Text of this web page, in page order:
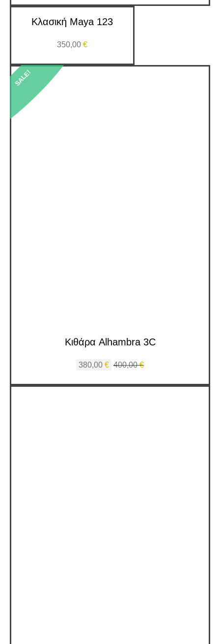
Κλασική Maya 123
350,00 €
SALE!
Κιθάρα Alhambra 3C
380,00 € 400,00€